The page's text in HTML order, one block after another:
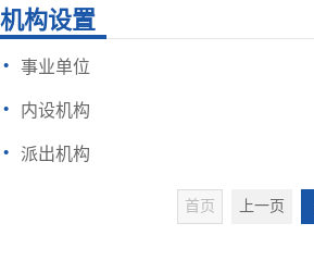
机构设置
· 事业单位
· 内设机构
· 派出机构
首页 上一页